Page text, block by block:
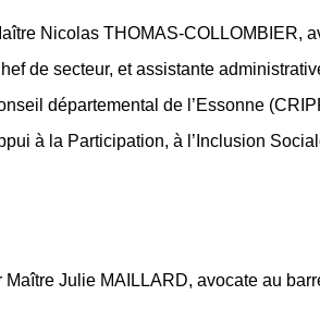
Nicolas THOMAS-COLLOMBIER,
de secteur, et assistante
départemental de l’Essonne
à la Participation, à l’Inclusion
Julie MAILLARD, avocate au